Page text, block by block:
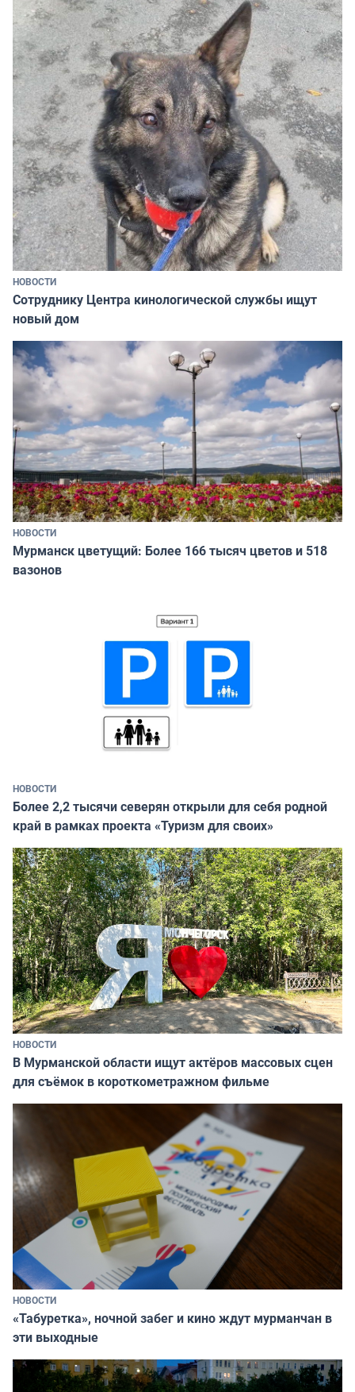
НОВОСТИ
Сотруднику Центра кинологической службы ищут
новый дом
НОВОСТИ
Мурманск цветущий: Более 166 тысяч цветов и 518
вазонов
НОВОСТИ
Более 2,2 тысячи северян открыли для себя родной
край в рамках проекта «Туризм для своих»
НОВОСТИ
В Мурманской области ищут актёров массовых сцен
для съёмок в короткометражном фильме
НОВОСТИ
«Табуретка», ночной забег и кино ждут мурманчан в
эти выходные